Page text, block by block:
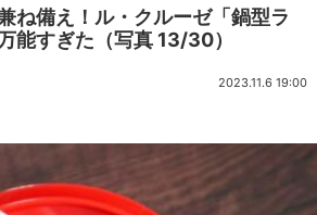
ね備え！ル・クルーゼ「鍋型ラ
能すぎた（写真 13/30）
2023.11.6 19:00